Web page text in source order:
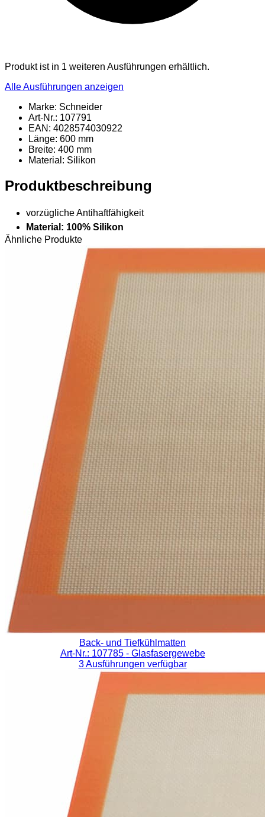
Produkt ist in 1 weiteren Ausführungen erhältlich.
Alle Ausführungen anzeigen
Marke: Schneider
Art-Nr.: 107791
EAN: 4028574030922
Länge: 600 mm
Breite: 400 mm
Material : Silikon
Produktbeschreibung
vorzügliche Antihaftfähigkeit
Material: 100% Silikon
Ähnliche Produkte
Back- und Tiefkühlmatten
Art-Nr.: 107785 - Glasfasergewebe
3 Ausführungen verfügbar